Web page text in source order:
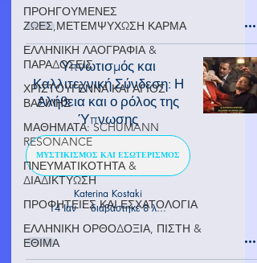
ΠΡΟΗΓΟΥΜΕΝΕΣ
ΖΩΕΣ,ΜΕΤΕΜΨΥΧΩΣΗ ΚΑΡΜΑ
ΕΛΛΗΝΙΚΗ ΛΑΟΓΡΑΦΙΑ &
ΠΑΡΑΔΟΣΕΙΣ
ΧΡΙΣΤΟΥΓΕΝΝΑ ΚΑΙ ΑΓΙΟΣ
ΒΑΣΙΛΗΣ
ΜΑΘΗΜΑΤΑ: SCHUMANN
RESONANCE
ΠΝΕΥΜΑΤΙΚΟΤΗΤΑ &
ΔΙΑΔΙΚΤΥΩΣΗ
ΠΡΟΦΗΤΕΙΕΣ ΚΑΙ ΕΣΧΑΤΟΛΟΓΙΑ
ΕΛΛΗΝΙΚΗ ΟΡΘΟΔΟΞΙΑ, ΠΙΣΤΗ &
ΕΘΙΜΑ
Υπνωτισμός και
Καλλιτεχνική Σύνδεση: Η
Αλήθεια και ο ρόλος της
Ύπνωσης
ΜΥΣΤΙΚΙΣΜΟΣ ΚΑΙ ΕΣΩΤΕΡΙΣΜΟΣ
Katerina Kostaki
14 Ιαν
διαβάστηκε 8 λεπτά